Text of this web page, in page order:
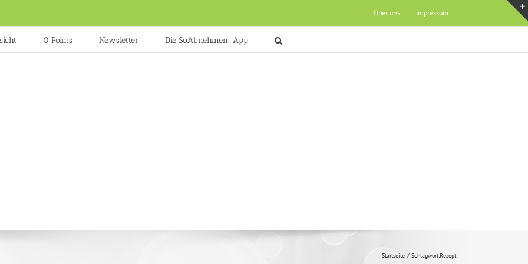
Über uns Impressum
0 Points Newsletter Die SoAbnehmen-App
Startseite Schlagwort:Rezept